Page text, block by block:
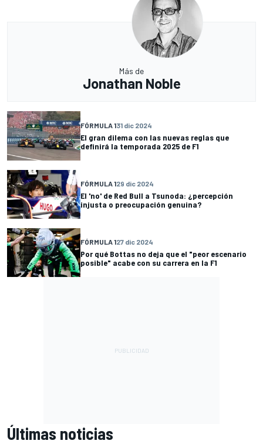
Más de
Jonathan Noble
FÓRMULA 131 dic 2024
El gran dilema con las nuevas reglas que
definirá la temporada 2025 de F1
FÓRMULA 129 dic 2024
El 'no' de Red Bull a Tsunoda: ¿percepción
injusta o preocupación genuina?
FÓRMULA 127 dic 2024
Por qué Bottas no deja que el "peor escenario
posible" acabe con su carrera en la F1
Últimas noticias